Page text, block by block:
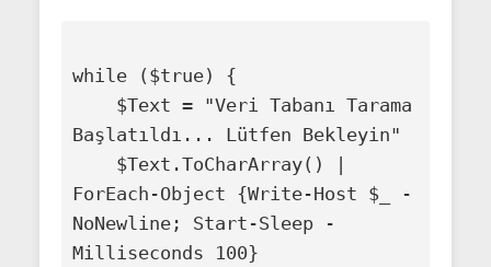
while ($true) {
Başlatıldı... Lütfen Bekleyin"
ForEach-Object {Write-Host $_ -
NoNewline; Start-Sleep -
Milliseconds 100}